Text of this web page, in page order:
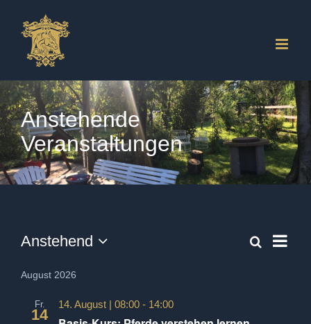
springen
Anstehende
Veranstaltungen
VeranstaltungenSuche
Liste
Anstehend
wählen.
August 2026
Fr.
14
14. August | 08:00 - 14:00